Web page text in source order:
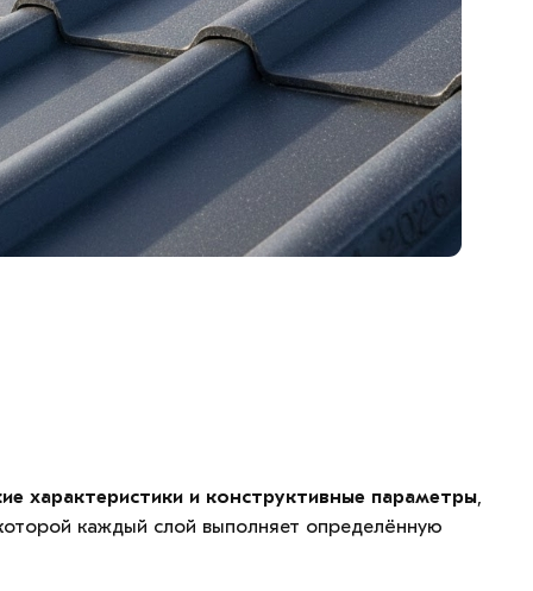
характеристики и конструктивные параметры,
каждый слой выполняет определённую